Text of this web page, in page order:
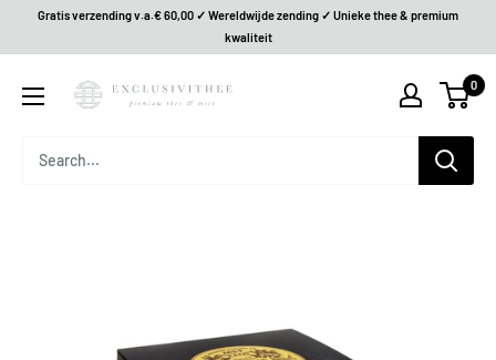
Gratis verzending v.a.€ 60,00 ✓ Wereldwijde zending ✓ Unieke thee & premium
kwaliteit
0